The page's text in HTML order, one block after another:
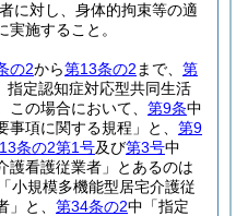
に対し、身体的拘束等の適
施すること。
の2から第13条の2 まで、 第
指定認知症対応型共同生活
この場合において、 第9条中
事項に関する規程」と、 第9
条の2第1号及び第3号中
護看護従業者」とあるのは
小規模多機能型居宅介護従
と、 第34条の2中「指定